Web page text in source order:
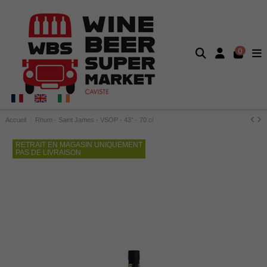
0
Accueil Rhum - Saint James - VSOP - 43° - 70 cl
RETRAIT EN MAGASIN UNIQUEMENT
PAS DE LIVRAISON